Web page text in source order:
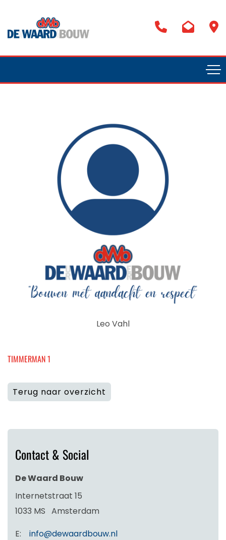
Leo Vahl
TIMMERMAN 1
Terug naar overzicht
Contact & Social
De Waard Bouw
Internetstraat 15
1033 MS Amsterdam
E:
info@dewaardbouw.nl